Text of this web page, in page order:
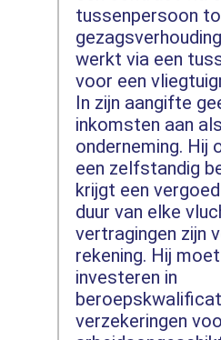
tussenpersoon
werkt via een
voor een
In zijn aangifte
inkomsten aan
onderneming. Hij
een zelfstandig
krijgt een
duur van elke
vertragingen zijn
rekening. Hij
investeren in
verzekeringen